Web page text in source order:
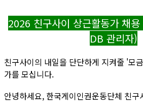
2026 친구사이 상근활동가 채
DB 관리자)
친구사이의 내일을 단단하게 지켜줄 '모
가를 모십니다.
안녕하세요, 한국게이인권운동단체 친구